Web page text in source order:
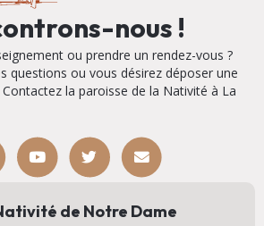
nous !
ou prendre un rendez-vous ?
questions ou vous désirez déposer une
la paroisse de la Nativité à La
de Notre Dame